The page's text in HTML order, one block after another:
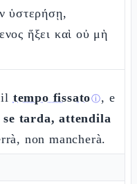
ὑστερήσῃ,
ἥξει καὶ οὐ μὴ
il tempo fissatoⓘ, e
se tarda, attendila
non mancherà.